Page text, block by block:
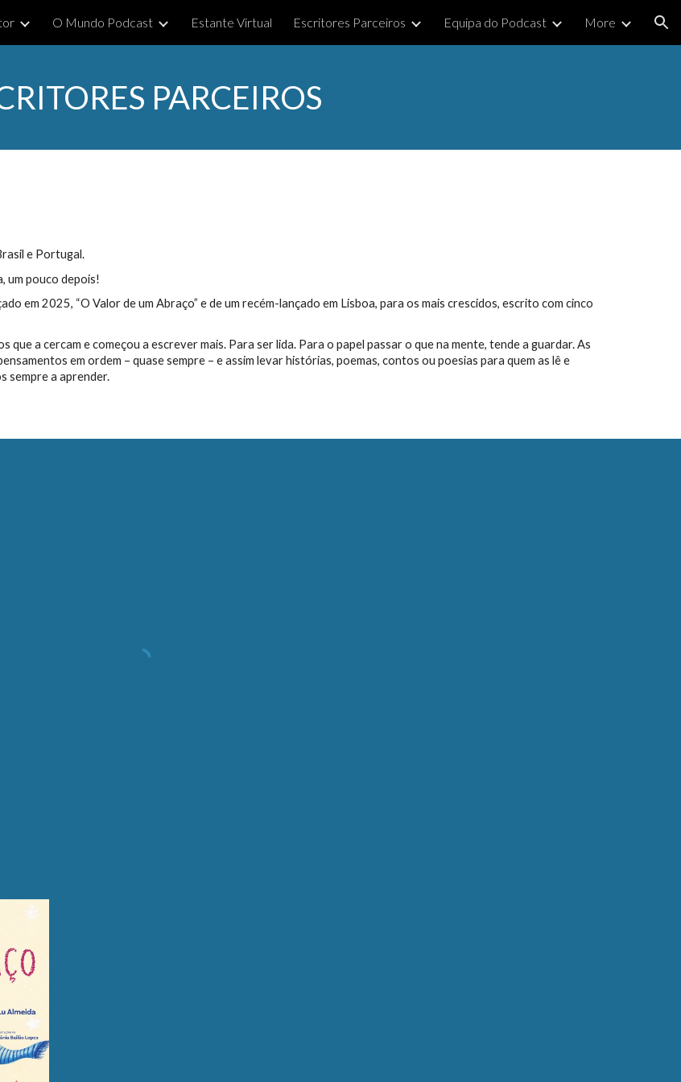
content Skip to navigation
O Mundo Podcast Estante Virtual Escritores Parceiros Equipa do Podcast More
PARCEIROS
e Portugal.
um pouco depois!
em 2025, “O Valor de um Abraço” e de um recém-lançado em Lisboa, para os mais crescidos, escrito com cinco
que a cercam e começou a escrever mais. Para ser lida. Para o papel passar o que na mente, tende a guardar. As
em ordem – quase sempre – e assim levar histórias, poemas, contos ou poesias para quem as lê e
sempre a aprender.